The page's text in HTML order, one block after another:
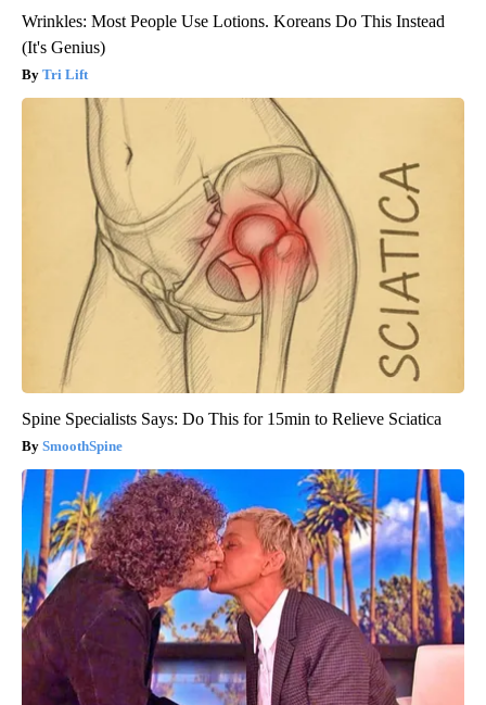
Wrinkles: Most People Use Lotions. Koreans Do This Instead
(It's Genius)
Tri Lift
Spine Specialists Says: Do This for 15min to Relieve Sciatica
SmoothSpine